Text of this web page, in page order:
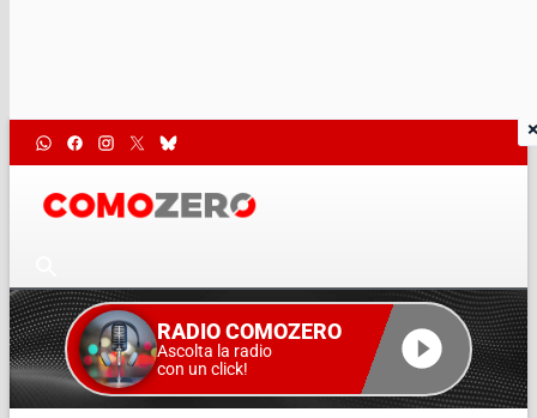
RADIO COMOZERO
Ascolta la radio
con un click!